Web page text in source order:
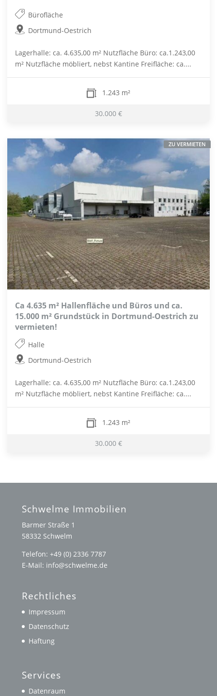
Bürofläche
Dortmund-Oestrich
Lagerhalle: ca. 4.635,00 m² Nutzfläche Büro: ca.1.243,00
m² Nutzfläche möbliert, nebst Kantine Freifläche: ca....
1.243 m²
30.000 €
Ca 4.635 m² Hallenfläche und Büros und ca.
15.000 m² Grundstück in Dortmund-Oestrich zu
vermieten!
Halle
Dortmund-Oestrich
Lagerhalle: ca. 4.635,00 m² Nutzfläche Büro: ca.1.243,00
m² Nutzfläche möbliert, nebst Kantine Freifläche: ca....
1.243 m²
30.000 €
ZU VERMIETEN
Schwelme Immobilien
Barmer Straße 1
58332 Schwelm
Telefon: +49 (0) 2336 7787
E-Mail: info@schwelme.de
Rechtliches
Impressum
Datenschutz
Haftung
Services
Datenraum